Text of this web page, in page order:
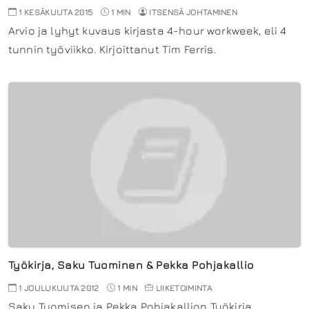
1 KESÄKUUTA 2015 1 MIN ITSENSÄ JOHTAMINEN
Arvio ja lyhyt kuvaus kirjasta 4-hour workweek, eli 4
tunnin työviikko. Kirjoittanut Tim Ferris.
Työkirja, Saku Tuominen & Pekka Pohjakallio
1 JOULUKUUTA 2012 1 MIN LIIKETOIMINTA
Saku Tuomisen ja Pekka Pohjakallion Työkirja.